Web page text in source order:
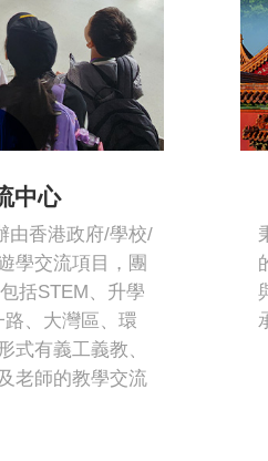
中心
由香港政府/學校/
學交流項目，團
括STEM、升學
、大灣區、環
式有義工義教、
老師的教學交流